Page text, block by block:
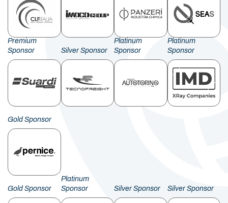
Premium
Sponsor
Silver Sponsor
Platinum
Sponsor
Platinum
Sponsor
Gold Sponsor
Gold Sponsor
Platinum
Sponsor
Silver Sponsor Silver Sponsor